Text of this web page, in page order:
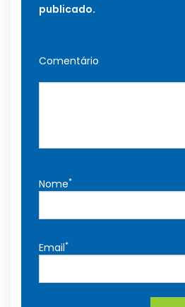
publicado.
Comentário
Nome*
Email*